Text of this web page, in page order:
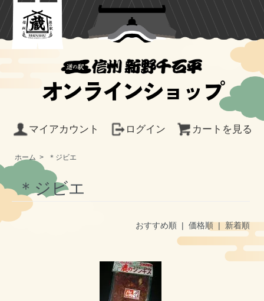
マイアカウント ログイン カートを見る
オンラインショップ
ホーム > ＊ジビエ
＊ジビエ
おすすめ順 | 価格順| 新着順